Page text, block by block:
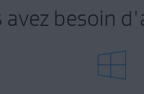
avez besoin